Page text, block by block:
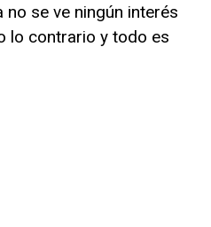
se ve ningún interés
lo contrario y todo es